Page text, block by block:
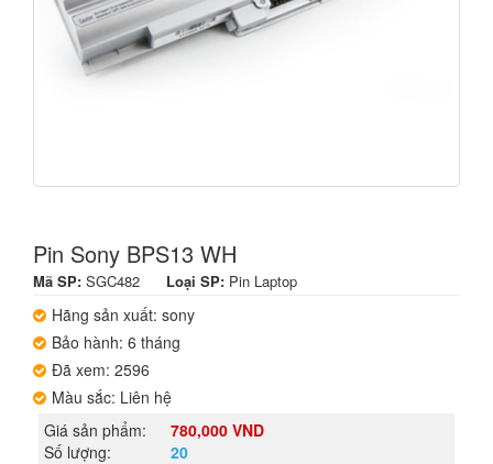
Pin Sony BPS13 WH
Mã SP: SGC482 Loại SP: Pin Laptop
Hãng sản xuất: sony
Bảo hành: 6 tháng
Đã xem: 2596
Màu sắc: Liên hệ
Giá sản phẩm:
780,000 VND
Số lượng:
20